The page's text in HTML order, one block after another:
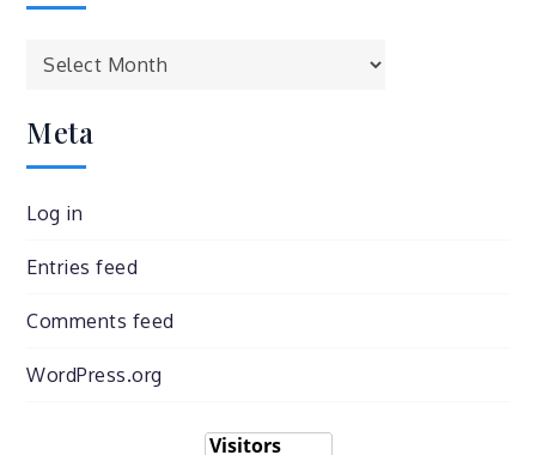
Archives
Meta
Log in
Entries feed
Comments feed
WordPress.org